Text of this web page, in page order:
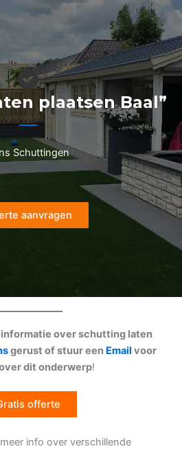
plaatsen Baal”
Schuttingen
aanvragen
informatie over schutting laten
gerust of stuur een Email voor
dit onderwerp!
offerte
info over verschillende